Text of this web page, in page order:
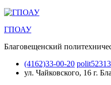
ГПОАУ
Благовещенский
(4162)33-00-20
ул. Чайковского, 16 г.